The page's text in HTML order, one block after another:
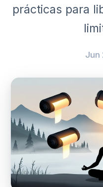
prácticas para
Jun